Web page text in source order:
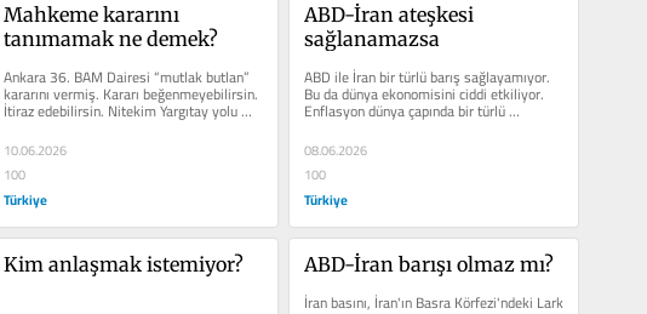
Mahkeme kararını
tanımamak ne demek?
Ankara 36. BAM Dairesi “mutlak butlan”
kararını vermiş. Kararı beğenmeyebilirsin.
İtiraz edebilirsin. Nitekim Yargıtay yolu
10.06.2026
100
Türkiye
ABD-İran ateşkesi
sağlanamazsa
ABD ile İran bir türlü barış sağlayamıyor.
Bu da dünya ekonomisini ciddi etkiliyor.
Enflasyon dünya çapında bir türlü
düşmüyor. Hane...
08.06.2026
100
Türkiye
Kim anlaşmak istemiyor? ABD-İran barışı olmaz mı?
İran basını, İran'ın Basra Körfezi'ndeki Lark